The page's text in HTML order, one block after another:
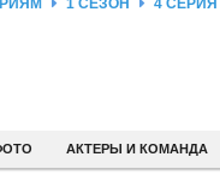
1 СЕЗОН 4 СЕРИЯ
АКТЕРЫ И КОМАНДА